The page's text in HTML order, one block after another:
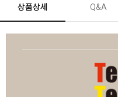
상품상세 Q&A